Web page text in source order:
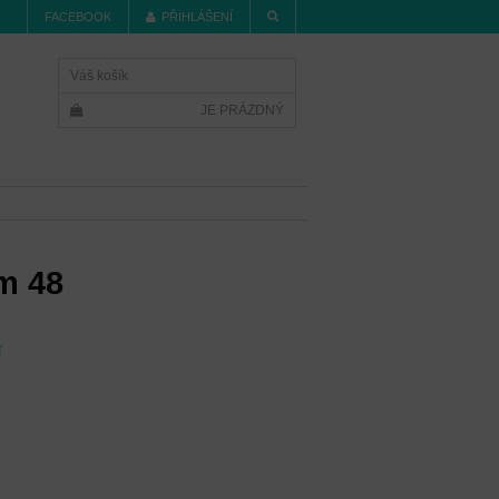
FACEBOOK PŘIHLÁŠENÍ
Váš košík
JE PRÁZDNÝ
48